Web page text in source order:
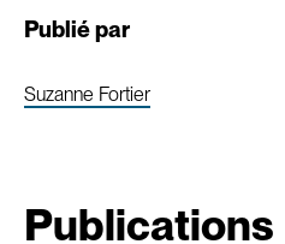
Publié par
Suzanne Fortier
Publications